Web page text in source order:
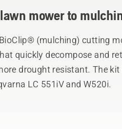
mower to
(mulching) cutting
quickly decompose and
drought resistant. The
LC 551iV and W520i.